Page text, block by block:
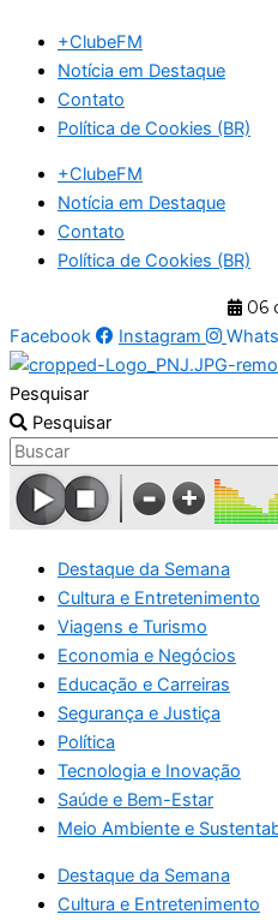
para
conteúdo
+ClubeFM
Notícia em Destaque
Contato
Política de Cookies (BR)
+ClubeFM
Notícia em Destaque
Contato
Política de Cookies (BR)
06
Facebook
Instagram
Pesquisar
Pesquisar
Destaque da Semana
Cultura e Entretenimento
Viagens e Turismo
Economia e Negócios
Educação e Carreiras
Segurança e Justiça
Política
Tecnologia e Inovação
Saúde e Bem-Estar
Meio Ambiente e
Destaque da Semana
Cultura e Entretenimento